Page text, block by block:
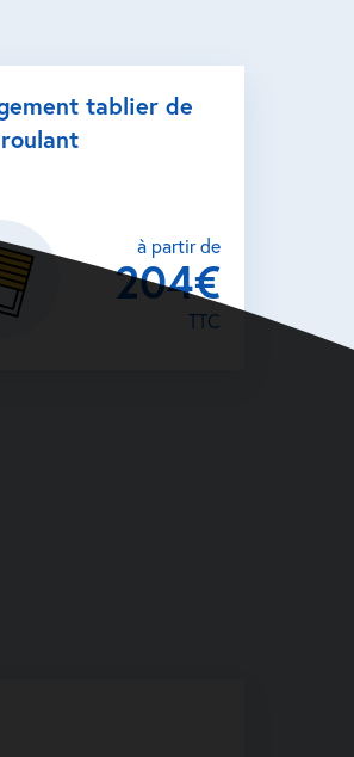
tablier de
à partir de
204€
TTC